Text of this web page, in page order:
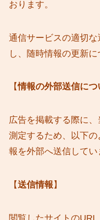
おります。
通信サービスの適切
し、随時情報の更新に
【情報の外部送信につ
広告を掲載する際に
測定するため、以下
報を外部へ送信してい
【送信情報 】
閲覧したサイトのURL